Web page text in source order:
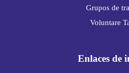
Grupos de
Voluntare
Enlaces de